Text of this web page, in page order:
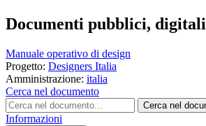
Documenti pubblici,
Manuale operativo di design
Progetto: Designers Italia
Amministrazione: italia
Cerca nel documento
Cerca nel
Informazioni